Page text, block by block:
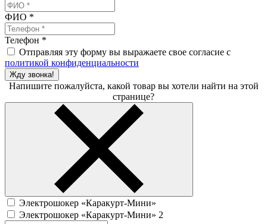
ФИО *
Телефон *
Отправляя эту форму вы выражаете свое согласие с
политикой конфиденциальности
Жду звонка!
Напишите пожалуйста, какой товар вы хотели найти на этой
странице?
Электрошокер «Каракурт-Мини»
Электрошокер «Каракурт-Мини» 2